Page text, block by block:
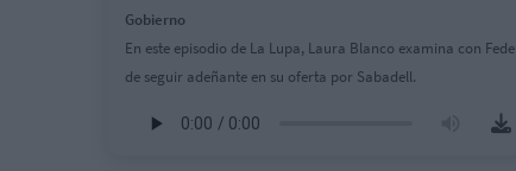
Gobierno
En este episodio de La Lupa, Laura Blanco examina con
de seguir adeñante en su oferta por Sabadell.